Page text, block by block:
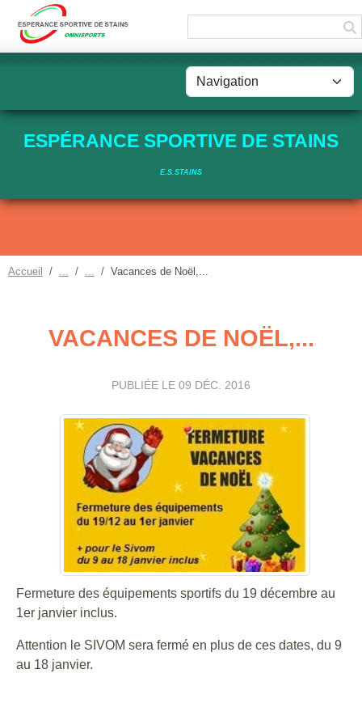
ESPÉRANCE SPORTIVE DE STAINS
E.S.STAINS
Accueil Vacances de Noël,...
VACANCES DE NOËL,...
PUBLIÉE LE 09 DÉC. 2016
Fermeture des équipements sportifs du 19 décembre au
1er janvier inclus.
Attention le SIVOM sera fermé en plus de ces dates, du 9
au 18 janvier.
Panneau de gestion des cookies